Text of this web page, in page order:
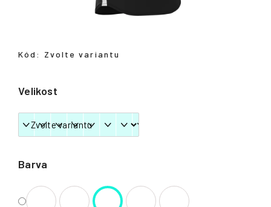
Barva
Velikost
Kód: Zvolte variantu